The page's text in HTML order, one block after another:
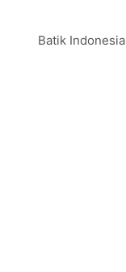
Batik Indonesia